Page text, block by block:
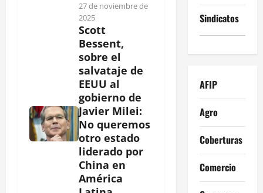
27 de noviembre de
2025
Scott
Bessent,
sobre el
salvataje de
EEUU al
gobierno de
Javier Milei:
No queremos
otro estado
liderado por
China en
América
Sindicatos
AFIP
Agro
Coberturas
Comercio